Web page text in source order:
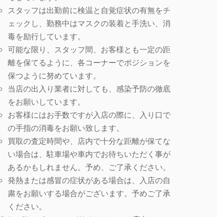
スタッフは出勤前に検温と自覚症状の有無をチ
ェックし、勤務中はマスクの装着と手洗い、消
毒を励行しています。
可能な限り、スタッフ間、お客様とも一定の距
離を保てるように、各コーナーでポジションを
保つように努めています。
当店の出入り業者に対しても、感染予防の徹底
をお願いしています。
お客様にはお手数ですが入店の際に、入り口で
の手指の消毒をお願い致します。
買取の査定時間や、店内で十分な距離が保てな
い場合は、駐車場や車内でお待ちいただく事が
あるかもしれません。予め、ご了承ください。
発熱または感冒の症状がある場合は、入店の自
粛をお願いする場合がございます。予めご了承
ください。